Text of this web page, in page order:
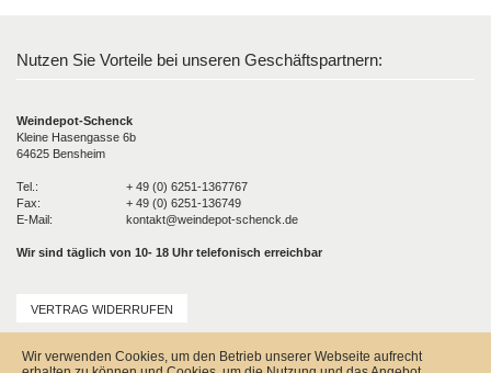
Nutzen Sie Vorteile bei unseren Geschäftspartnern:
Weindepot-Schenck
Kleine Hasengasse 6b
64625 Bensheim
Tel.:
+ 49 (0) 6251-1367767
Fax:
+ 49 (0) 6251-136749
E-Mail:
kontakt@weindepot-schenck.de
Wir sind täglich von 10- 18 Uhr telefonisch erreichbar
VERTRAG WIDERRUFEN
Versandkosten
Wir verwenden Cookies, um den Betrieb unserer Webseite aufrecht